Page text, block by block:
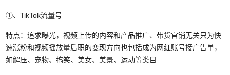
①、TikTok流量号
特点：追求曝光，视频上传的内容和产品推广、带货官销无关只为快
速涨粉和视频摇放量后职的变现方向也包括成为网红账号接广告单，
如解压、宠物、搞笑、美女、美景、运动等类目